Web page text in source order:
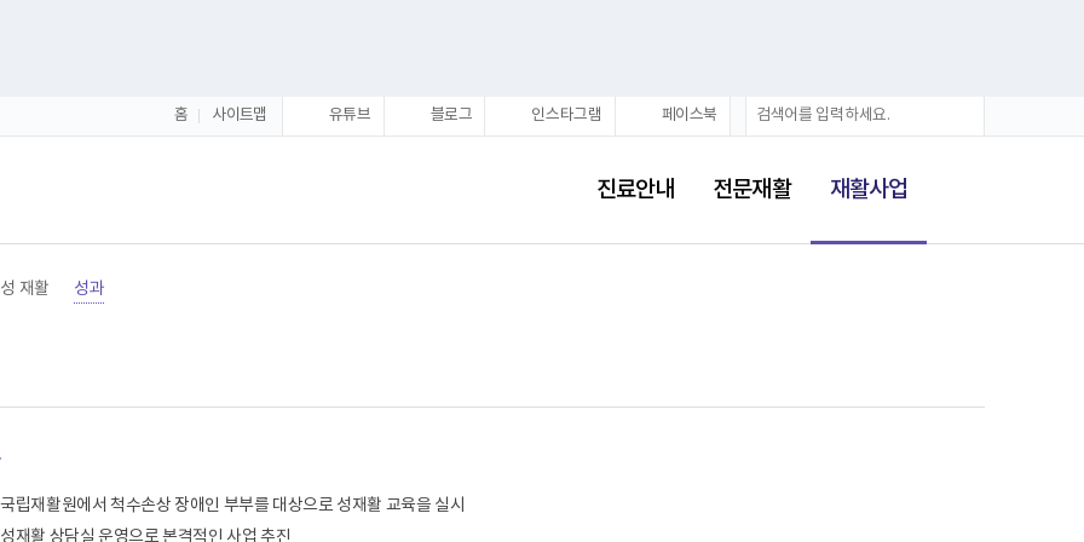
홈 사이트맵 유튜브 블로그 인스타그램 페이스북
검
색
진료안내 전문재활 재활사업
성 재활 성과
립재활원에서 척수손상 장애인 부부를 대상으로 성재활 교육을 실시
재활 상담실 운영으로 본격적인 사업 추진